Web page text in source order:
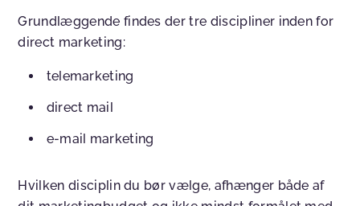
Grundlæggende findes der tre discipliner inden for
direct marketing:
telemarketing
direct mail
e-mail marketing
Hvilken disciplin du bør vælge, afhænger både af